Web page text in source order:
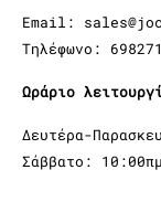
Email:
Τηλέφωνο:
Ωράριο
Δευτέρα-
Σάββατο: